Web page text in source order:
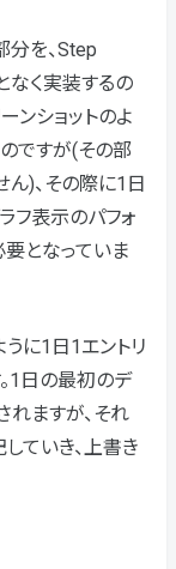
分を、Step
なく実装するの
ンショットのよ
ですが(その部
)、その際に1日
フ表示のパフォ
となっていま
に1日1エントリ
1日の最初のデ
ますが、それ
ていき、上書き